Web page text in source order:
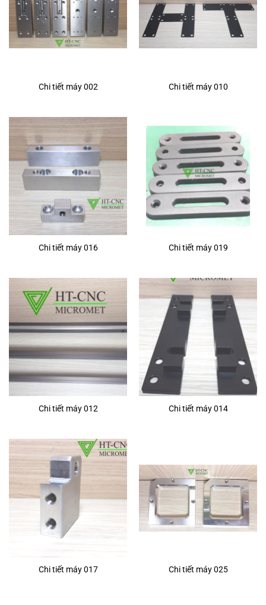
Chi tiết máy 002 Chi tiết máy 010
Chi tiết máy 016 Chi tiết máy 019
Chi tiết máy 012 Chi tiết máy 014
Chi tiết máy 017 Chi tiết máy 025